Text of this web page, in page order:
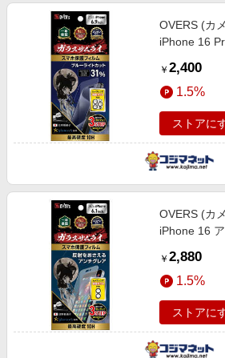
OVERS (カ
iPhone 16
米軍MIL規格
￥ 2,400
1.5%
ストアに
OVERS (カ
iPhone 16
ガラスザム
￥ 2,880
1.5%
ストアに